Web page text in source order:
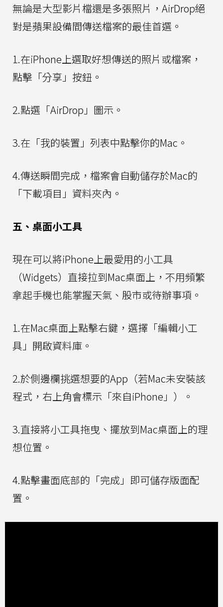
無論是大型影片檔還是多張照片，AirDrop絕
對是蘋果設備間傳送檔案的最佳首選。
1.在iPhone上選取好想傳送的照片或檔案，
點擊「分享」按鈕。
2.點選「AirDrop」圖示。
3.在「我的裝置」列表中點擊你的Mac。
4.傳送瞬間完成，檔案會自動儲存於Mac的
「下載項目」資料夾內。
五、桌面小工具
現在可以將iPhone上最愛用的小工具
（Widgets）直接拉到Mac桌面上，不用頻繁
拿起手機也能掌握天氣、股市或待辦事項。
1.在Mac桌面上點擊右鍵，選擇「編輯小工
具」開啟資料庫。
2.於側邊欄挑選想要的App（若Mac未安裝該
程式，右上角會標示「來自iPhone」）。
3.直接將小工具拖曳、擺放到Mac桌面上的理
想位置。
4.點擊畫面底部的「完成」即可儲存版面配
置。